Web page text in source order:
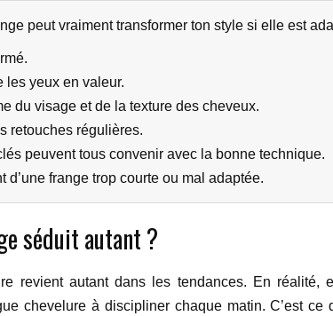
peut vraiment transformer ton style si elle est
les yeux en valeur.
du visage et de la texture des cheveux.
retouches régulières.
peuvent tous convenir avec la bonne technique.
frange trop courte ou mal adaptée.
séduit autant ?
revient autant dans les tendances. En
chevelure à discipliner chaque matin. C’est